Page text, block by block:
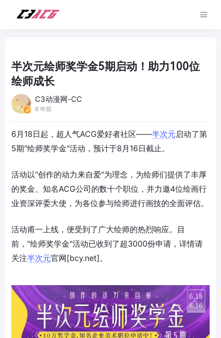
半次元绘师奖学金5期启动！助力100位
绘师成长
C3动漫网-CC
6 年前
6月18日起，超人气ACG爱好者社区——半次元启动了第
5期"绘师奖学金"活动，预计于8月16日截止。
活动以"创作的动力来自爱"为理念，为绘师们提供了丰厚
的奖金、知名ACG公司的数十个职位，并力邀4位绘画行
业资深评委大使，为各位参与绘师进行画技的全面评估。
活动甫一上线，便受到了广大绘师的热烈响应。目
前，"绘师奖学金"活动已收到了超3000份申请，详情请
关注半次元官网[bcy.net]。